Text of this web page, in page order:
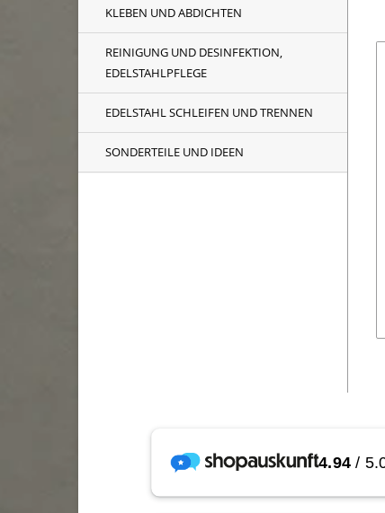
KLEBEN UND ABDICHTEN
REINIGUNG UND DESINFEKTION,
EDELSTAHLPFLEGE
EDELSTAHL SCHLEIFEN UND TRENNEN
SONDERTEILE UND IDEEN